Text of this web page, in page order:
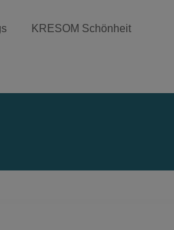
KRESOM Schönheit